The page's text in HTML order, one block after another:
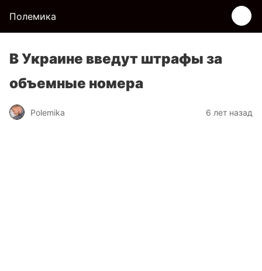
Полемика
В Украине введут штрафы за
объемные номера
Polemika 6 лет назад